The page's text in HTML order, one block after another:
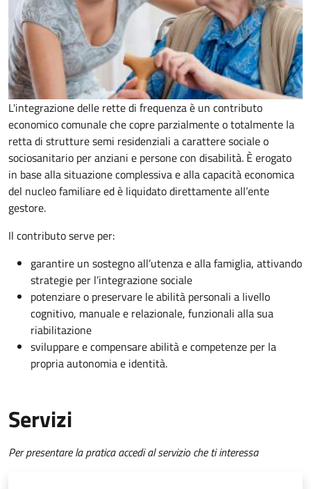
L'integrazione delle rette di frequenza è un contributo
economico comunale che copre parzialmente o totalmente la
retta di strutture semi residenziali a carattere sociale o
sociosanitario per anziani e persone con disabilità. È erogato
in base alla situazione complessiva e alla capacità economica
del nucleo familiare ed è liquidato direttamente all’ente
gestore.
Il contributo serve per:
garantire un sostegno all’utenza e alla famiglia, attivando
strategie per l’integrazione sociale
potenziare o preservare le abilità personali a livello
cognitivo, manuale e relazionale, funzionali alla sua
riabilitazione
sviluppare e compensare abilità e competenze per la
propria autonomia e identità.
Servizi
Per presentare la pratica accedi al servizio che ti interessa